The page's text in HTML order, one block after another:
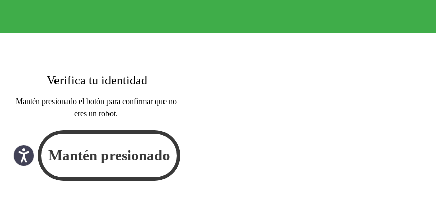
Verifica tu identidad
Mantén presionado el botón para confirmar que no
eres un robot.